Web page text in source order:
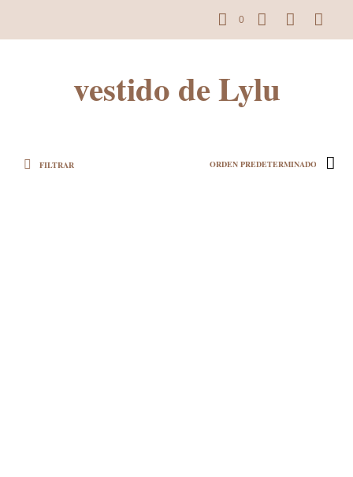
0
vestido de Lylu
FILTRAR